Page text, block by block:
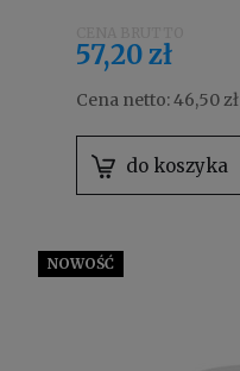
57,20 zł
Cena netto:46,50 zł
do koszyka
NOWOŚĆ